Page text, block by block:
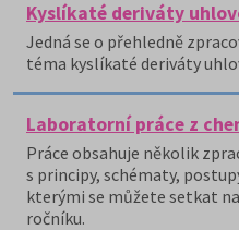
Kyslíkaté deriváty
Jedná se o přehledně
téma kyslíkaté deriváty
Laboratorní práce z
Práce obsahuje několik
s principy, schématy,
kterými se můžete setkat
ročníku.